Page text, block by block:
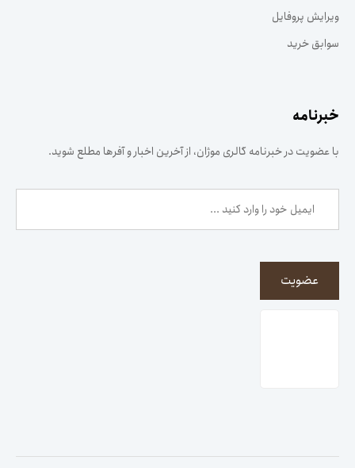
ویرایش پروفایل
سوابق خرید
خبرنامه
با عضویت در خبرنامه گالری موژان، از آخرین اخبار و آفرها مطلع شوید.
عضویت